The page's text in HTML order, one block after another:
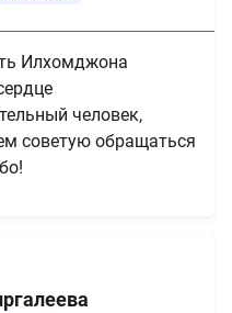
Илхомджона
человек,
советую обращаться